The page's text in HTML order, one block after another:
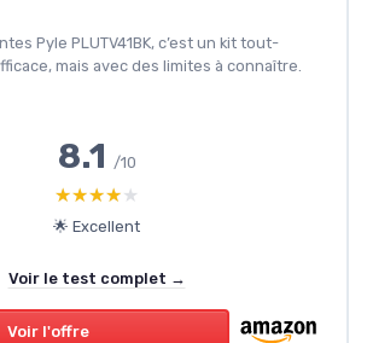
Pyle PLUTV41BK, c’est un kit tout-
mais avec des limites à connaître.
8.1 /10
★★★★★
★★★★★
🌟 Excellent
Voir le test complet →
Voir l'offre